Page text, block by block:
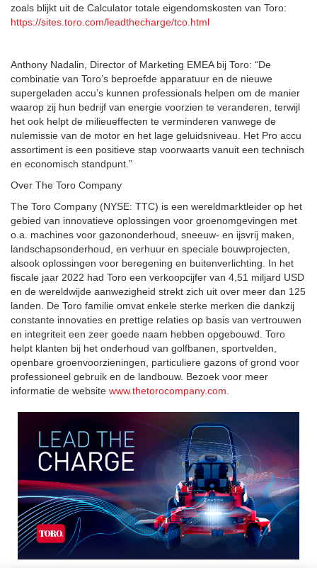
zoals blijkt uit de Calculator totale eigendomskosten van Toro:
https://sites.toro.com/leadthecharge/tco.html
Anthony Nadalin, Director of Marketing EMEA bij Toro: “De
combinatie van Toro’s beproefde apparatuur en de nieuwe
supergeladen accu’s kunnen professionals helpen om de manier
waarop zij hun bedrijf van energie voorzien te veranderen, terwijl
het ook helpt de milieueffecten te verminderen vanwege de
nulemissie van de motor en het lage geluidsniveau. Het Pro accu
assortiment is een positieve stap voorwaarts vanuit een technisch
en economisch standpunt.”
Over The Toro Company
The Toro Company (NYSE: TTC) is een wereldmarktleider op het
gebied van innovatieve oplossingen voor groenomgevingen met
o.a. machines voor gazononderhoud, sneeuw- en ijsvrij maken,
landschapsonderhoud, en verhuur en speciale bouwprojecten,
alsook oplossingen voor beregening en buitenverlichting. In het
fiscale jaar 2022 had Toro een verkoopcijfer van 4,51 miljard USD
en de wereldwijde aanwezigheid strekt zich uit over meer dan 125
landen. De Toro familie omvat enkele sterke merken die dankzij
constante innovaties en prettige relaties op basis van vertrouwen
en integriteit een zeer goede naam hebben opgebouwd. Toro
helpt klanten bij het onderhoud van golfbanen, sportvelden,
openbare groenvoorzieningen, particuliere gazons of grond voor
professioneel gebruik en de landbouw. Bezoek voor meer
informatie de website www.thetorocompany.com